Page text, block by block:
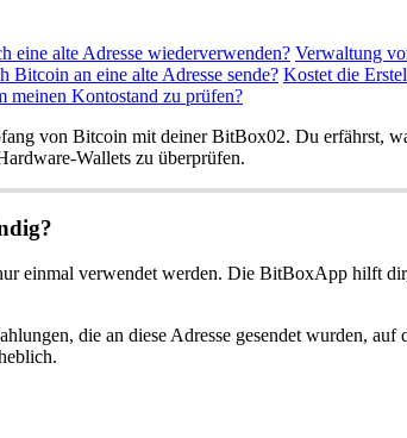
eine alte Adresse wiederverwenden? Verwaltung
Bitcoin an eine alte Adresse sende? Kostet die
meinen Kontostand zu prüfen?
von Bitcoin mit deiner BitBox02. Du erfährst,
Wallets zu überprüfen.
einmal verwendet werden. Die BitBoxApp hilft
die an diese Adresse gesendet wurden,